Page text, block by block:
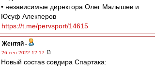
• независимые директора Олег Малышев и
Юсуф Алекперов
https://t.me/pervsport/14615
Жентяй -
26 сен 2022 12:17
Новый состав совдира Спартака: